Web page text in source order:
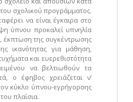
σχολικού προγράμματος.
να είναι έγκαιρα στο
ύπνου προκαλεί υπνηλία
έκπτωση της συγκέντρωσης
ικανότητας για μάθηση,
και ευερεθιστότητα
να βελτιωθούν τα
ο έφηβος χρειάζεται ν’
κύκλο ύπνου-εγρήγορσης
πλαίσια.